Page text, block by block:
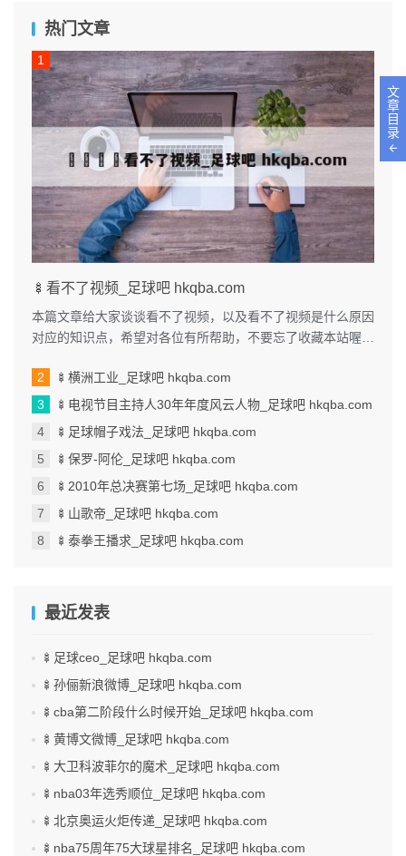
热门文章
🍢看不了视频_足球吧 hkqba.com
本篇文章给大家谈谈看不了视频，以及看不了视频是什么原因
对应的知识点，希望对各位有所帮助，不要忘了收藏本站喔。
🍢横洲工业_足球吧 hkqba.com
🍢电视节目主持人30年年度风云人物_足球吧 hkqba.com
🍢足球帽子戏法_足球吧 hkqba.com
🍢保罗-阿伦_足球吧 hkqba.com
🍢2010年总决赛第七场_足球吧 hkqba.com
🍢山歌帝_足球吧 hkqba.com
🍢泰拳王播求_足球吧 hkqba.com
最近发表
🍢足球ceo_足球吧 hkqba.com
🍢孙俪新浪微博_足球吧 hkqba.com
🍢cba第二阶段什么时候开始_足球吧 hkqba.com
🍢黄博文微博_足球吧 hkqba.com
🍢大卫科波菲尔的魔术_足球吧 hkqba.com
🍢nba03年选秀顺位_足球吧 hkqba.com
🍢北京奥运火炬传递_足球吧 hkqba.com
🍢nba75周年75大球星排名_足球吧 hkqba.com
文
章
目
录